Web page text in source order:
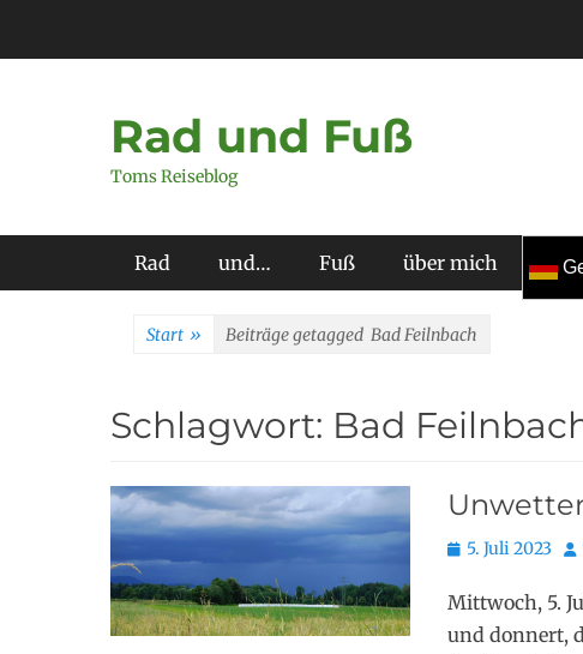
Rad und Fuß
Toms Reiseblog
Primäres Menü
Rad und… Fuß über mich
Start » Beiträge getagged Bad Feilnbach
Schlagwort: Bad
Posted
5. Juli 2023
Mittwoch, 5.
und donnert,